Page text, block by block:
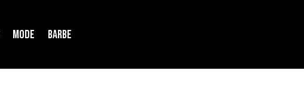
MODE BARBE